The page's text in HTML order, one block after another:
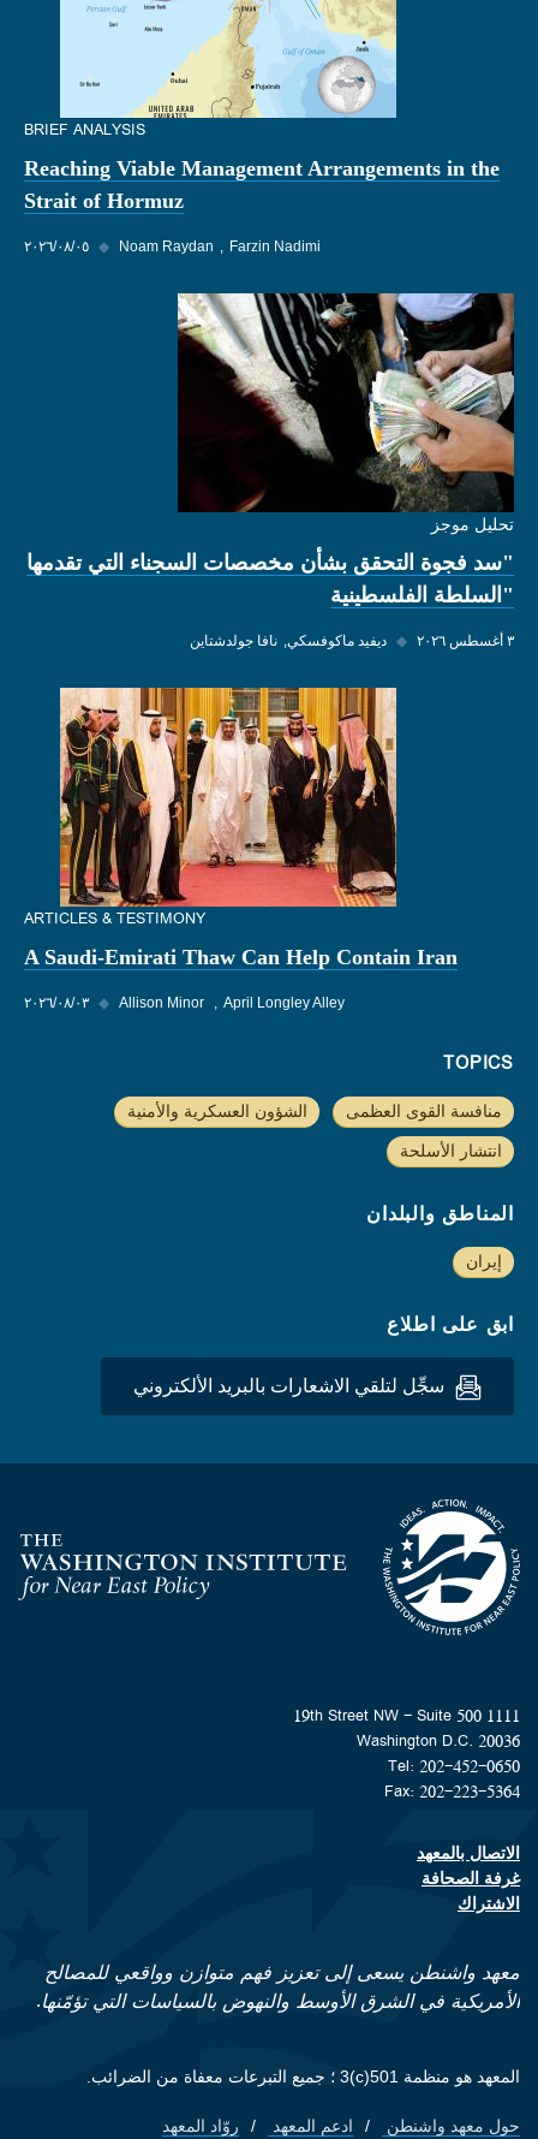
BRIEF ANALYSIS
Reaching Viable Management Arrangements in the
Strait of Hormuz
٠٥‏/٠٨‏/٢٠٢٦ ◆ Noam Raydan Farzin Nadimi
تحليل موجز
"سد فجوة التحقق بشأن مخصصات السجناء التي تقدمها
"السلطة الفلسطينية
٣ أغسطس ٢٠٢٦ ◆ ديفيد ماكوفسكي نافا جولدشتاين
ARTICLES & TESTIMONY
A Saudi-Emirati Thaw Can Help Contain Iran
٠٣‏/٠٨‏/٢٠٢٦ ◆ Allison Minor April Longley Alley
TOPICS
منافسة القوى العظمى الشؤون العسكرية والأمنية
انتشار الأسلحة
المناطق والبلدان
إيران
ابق على اطلاع
سجِّل لتلقي الاشعارات بالبريد الألكتروني
Homepage
1111 19th Street NW - Suite 500
Washington D.C. 20036
Tel: 202-452-0650
Fax: 202-223-5364
Footer contact links
الاتصال بالمعهد
غرفة الصحافة
الاشتراك
معهد واشنطن يسعى إلى تعزيز فهم متوازن وواقعي للمصالح
الأمريكية في الشرق الأوسط والنهوض بالسياسات التي تؤمّنها.
المعهد هو منظمة 501(c)3 ؛ جميع التبرعات معفاة من الضرائب.
Footer quick links
حول معهد واشنطن ادعم المعهد روّاد المعهد